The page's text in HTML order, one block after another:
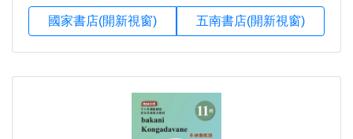
國家書店(開新視窗) 五南書店(開新視窗)